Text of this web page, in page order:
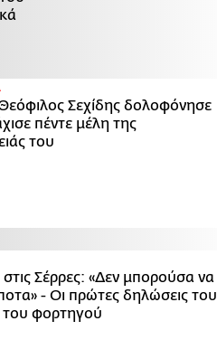
Σεχίδης δολοφόνησε
πέντε μέλη της
του
στις Σέρρες: «Δεν μπορούσα να
- Οι πρώτες δηλώσεις του
φορτηγού